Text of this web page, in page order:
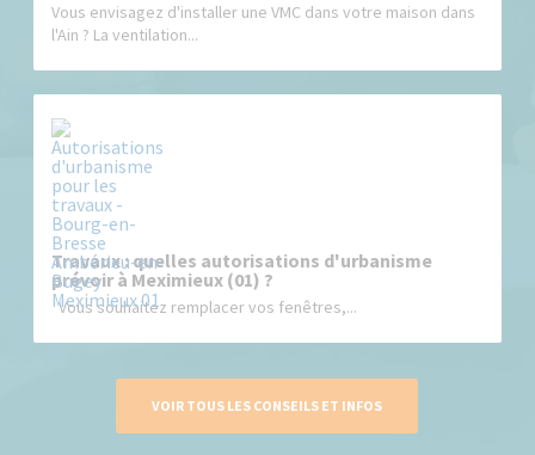
Vous envisagez d'installer une VMC dans votre maison dans
l'Ain ? La ventilation...
Travaux : quelles autorisations d'urbanisme
prévoir à Meximieux (01) ?
Vous souhaitez remplacer vos fenêtres,...
VOIR TOUS LES CONSEILS ET INFOS